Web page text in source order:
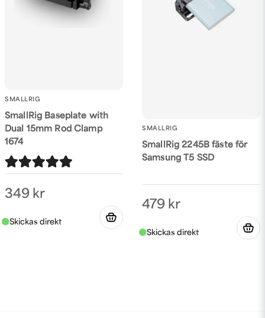
SMALLRIG
SmallRig Baseplate with
Dual 15mm Rod Clamp
1674
349 kr
SMALLRIG
SmallRig 2245B fäste för
Samsung T5 SSD
479 kr